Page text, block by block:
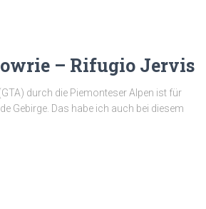
– Rifugio Jervis
durch die Piemonteser Alpen ist für
Gebirge. Das habe ich auch bei diesem